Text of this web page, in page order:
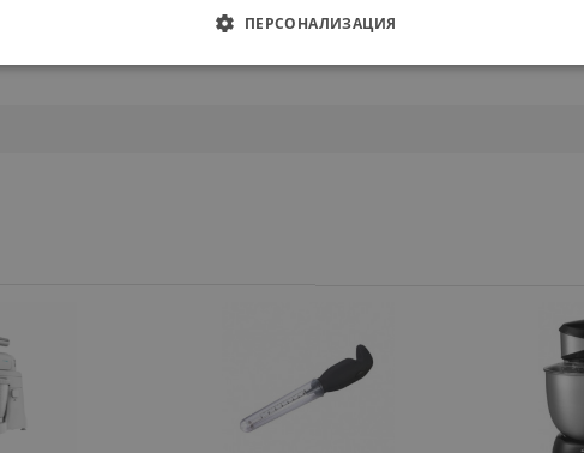
ПЕРСОНАЛИЗАЦИЯ
ЕФЕКТИВНОСТ ТАРГЕТИРАНЕ
1 месец
7699